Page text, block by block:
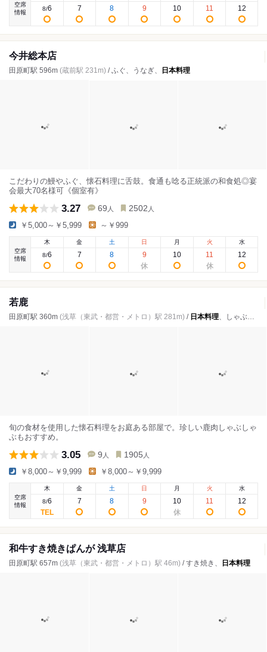
空席
情報
8/6 7 8 9 10 11 12
今井総本店
田原町駅 596m (蔵前駅 231m) / ふぐ、うなぎ、 日本料理
こだわりの鰻やふぐ、懐石料理に舌鼓。食通も唸る正統派の和食処◎宴
会最大70名様可《個室有》
3.27 69 人 2502 人
￥5,000～￥5,999 ～￥999
空席
情報
木
8/6
金
7
土
8
日
9
月
10
火
11
水
12
若鹿
田原町駅 360m (浅草（東武・都営・メトロ）駅 281m) / 日本料理、しゃぶしゃぶ
旬の食材を使用した懐石料理をお庭ある部屋で。珍しい鹿肉しゃぶしゃ
ぶもおすすめ。
3.05 9 人 1905 人
￥8,000～￥9,999 ￥8,000～￥9,999
空席
情報
木
8/6
金
7
土
8
日
9
月
10
火
11
水
12
和牛すき焼きぱんが 浅草店
田原町駅 657m (浅草（東武・都営・メトロ）駅 46m) / すき焼き、 日本料理